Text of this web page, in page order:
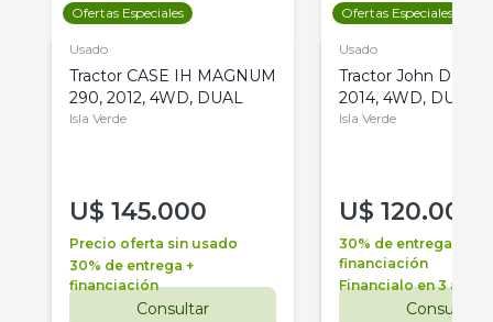
Ofertas Especiales
Usado
Tractor CASE IH MAGNUM
290, 2012, 4WD, DUAL
Isla Verde
U$ 145.000
Precio oferta sin usado
30% de entrega +
financiación
Consultar
Ofertas Especiales
Usado
Tractor John Deere
2014, 4WD, DUAL
Isla Verde
U$ 120.000
30% de entrega +
financiación
Financialo en 3 años
Consultar